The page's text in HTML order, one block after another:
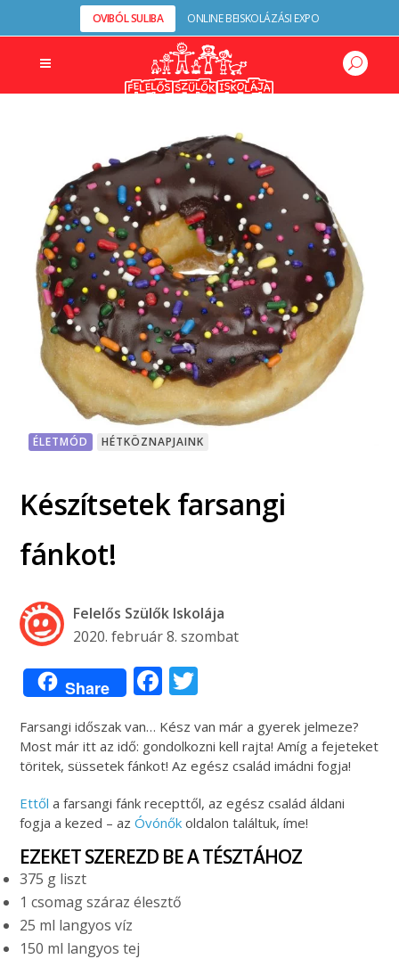
OVIBÓL SULIBA ONLINE BEISKOLÁZÁSI EXPO
ÉLETMÓD HÉTKÖZNAPJAINK
Készítsetek farsangi
fánkot!
Felelős Szülők Iskolája
2020. február 8. szombat
Share Facebook
Farsangi időszak van… Kész van már a gyerek jelmeze?
Most már itt az idő: gondolkozni kell rajta! Amíg a fejeteket
töritek, süssetek fánkot! Az egész család imádni fogja!
Ettől a farsangi fánk recepttől, az egész család áldani
fogja a kezed – azÓvónők oldalon találtuk, íme!
EZEKET SZEREZD BE A TÉSZTÁHOZ
375 g liszt
1 csomag száraz élesztő
25 ml langyos víz
150 ml langyos tej